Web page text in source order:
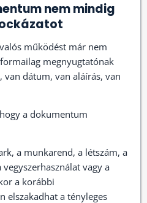
nem mindig
működést már nem
megnyugtatónak
dátum, van aláírás, van
a dokumentum
a munkarend, a létszám, a
vagy a
a korábbi
elszakadhat a tényleges